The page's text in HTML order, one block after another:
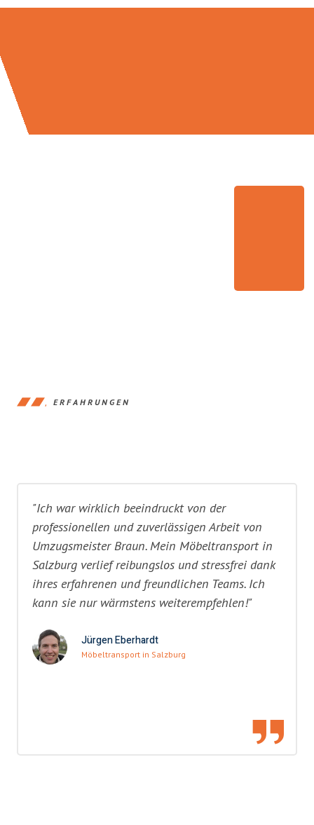
ERFAHRUNGEN
"Ich war wirklich beeindruckt von der
professionellen und zuverlässigen Arbeit von
Umzugsmeister Braun. Mein Möbeltransport in
Salzburg verlief reibungslos und stressfrei dank
ihres erfahrenen und freundlichen Teams. Ich
kann sie nur wärmstens weiterempfehlen!"
Jürgen Eberhardt
Möbeltransport in Salzburg